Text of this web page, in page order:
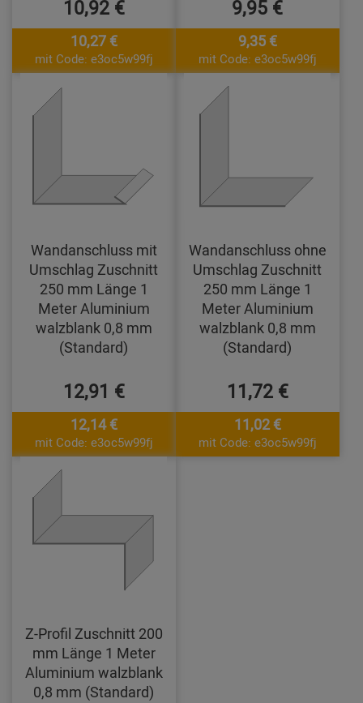
10,92 €
10,27 €
mit Code: e3oc5w99fj
9,95 €
9,35 €
mit Code: e3oc5w99fj
Wandanschluss mit
Umschlag Zuschnitt
250 mm Länge 1
Meter Aluminium
walzblank 0,8 mm
(Standard)
12,91 €
12,14 €
mit Code: e3oc5w99fj
Wandanschluss ohne
Umschlag Zuschnitt
250 mm Länge 1
Meter Aluminium
walzblank 0,8 mm
(Standard)
11,72 €
11,02 €
mit Code: e3oc5w99fj
Z-Profil Zuschnitt 200
mm Länge 1 Meter
Aluminium walzblank
0,8 mm (Standard)